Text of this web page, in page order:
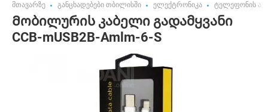
მთავარზე განცხადებები თბილისში ელექტრონიკა ტელეფონის
Მობილურის კაბელი გადამყვანი
CCB-mUSB2B-Amlm-6-S